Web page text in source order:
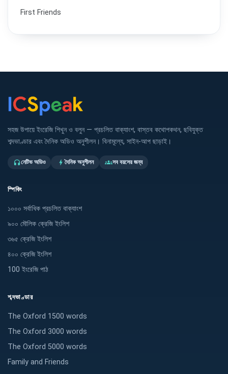
First Friends
সহজ উপায়ে ইংরেজি শিখুন ও বলুন — প্রচলিত বাক্যাংশ, বাস্তব কথোপকথন, ছবিযুক্ত
শব্দভাণ্ডার এবং দৈনিক অডিও অনুশীলন। বিনামূল্যে, সাইন-আপ ছাড়াই।
headphonesনেটিভ অডিও boltদৈনিক অনুশীলন groupsসব বয়সের জন্য
স্পিকিং
১০০০ সর্বাধিক প্রচলিত বাক্যাংশ
৯০০ মৌলিক ক্রেজি ইংলিশ
৩৬৫ ক্রেজি ইংলিশ
৪০০ ক্রেজি ইংলিশ
100 ইংরেজি পাঠ
শব্দভাণ্ডার
The Oxford 1500 words
The Oxford 3000 words
The Oxford 5000 words
Family and Friends